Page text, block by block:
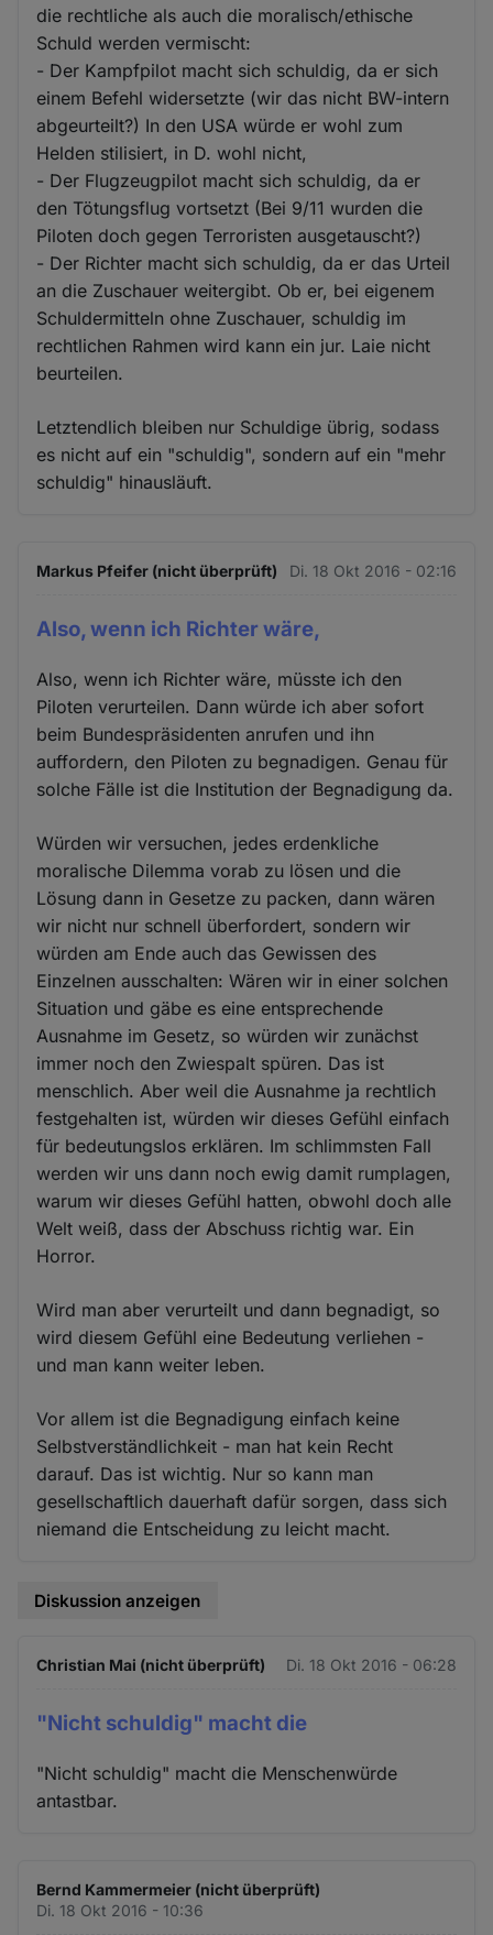
die rechtliche als auch die moralisch/ethische
Schuld werden vermischt:
- Der Kampfpilot macht sich schuldig, da er sich
einem Befehl widersetzte (wir das nicht BW-intern
abgeurteilt?) In den USA würde er wohl zum
Helden stilisiert, in D. wohl nicht,
- Der Flugzeugpilot macht sich schuldig, da er
den Tötungsflug vortsetzt (Bei 9/11 wurden die
Piloten doch gegen Terroristen ausgetauscht?)
- Der Richter macht sich schuldig, da er das Urteil
an die Zuschauer weitergibt. Ob er, bei eigenem
Schuldermitteln ohne Zuschauer, schuldig im
rechtlichen Rahmen wird kann ein jur. Laie nicht
beurteilen.
Letztendlich bleiben nur Schuldige übrig, sodass
es nicht auf ein "schuldig", sondern auf ein "mehr
schuldig" hinausläuft.
Markus Pfeifer (nicht überprüft) Di. 18 Okt 2016 - 02:16
Also, wenn ich Richter wäre,
Also, wenn ich Richter wäre, müsste ich den
Piloten verurteilen. Dann würde ich aber sofort
beim Bundespräsidenten anrufen und ihn
auffordern, den Piloten zu begnadigen. Genau für
solche Fälle ist die Institution der Begnadigung da.
Würden wir versuchen, jedes erdenkliche
moralische Dilemma vorab zu lösen und die
Lösung dann in Gesetze zu packen, dann wären
wir nicht nur schnell überfordert, sondern wir
würden am Ende auch das Gewissen des
Einzelnen ausschalten: Wären wir in einer solchen
Situation und gäbe es eine entsprechende
Ausnahme im Gesetz, so würden wir zunächst
immer noch den Zwiespalt spüren. Das ist
menschlich. Aber weil die Ausnahme ja rechtlich
festgehalten ist, würden wir dieses Gefühl einfach
für bedeutungslos erklären. Im schlimmsten Fall
werden wir uns dann noch ewig damit rumplagen,
warum wir dieses Gefühl hatten, obwohl doch alle
Welt weiß, dass der Abschuss richtig war. Ein
Horror.
Wird man aber verurteilt und dann begnadigt, so
wird diesem Gefühl eine Bedeutung verliehen -
und man kann weiter leben.
Vor allem ist die Begnadigung einfach keine
Selbstverständlichkeit - man hat kein Recht
darauf. Das ist wichtig. Nur so kann man
gesellschaftlich dauerhaft dafür sorgen, dass sich
niemand die Entscheidung zu leicht macht.
Diskussion anzeigen
Christian Mai (nicht überprüft) Di. 18 Okt 2016 - 06:28
"Nicht schuldig" macht die
"Nicht schuldig" macht die Menschenwürde
antastbar.
Bernd Kammermeier (nicht überprüft)
Di. 18 Okt 2016 - 10:36